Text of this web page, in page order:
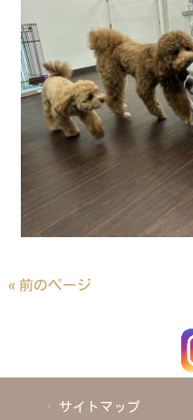
« 前のページ
サイトマップ